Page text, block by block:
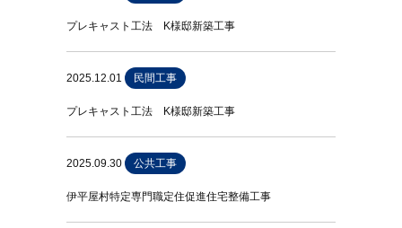
プレキャスト工法 K様邸新築工事
2025.12.01 民間工事
プレキャスト工法 K様邸新築工事
2025.09.30 公共工事
伊平屋村特定専門職定住促進住宅整備工事